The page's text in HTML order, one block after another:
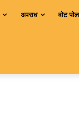
अपराध वोट पोल